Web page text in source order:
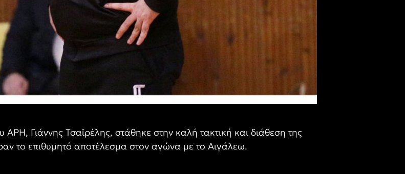
Γιάννης Τσαϊρέλης, στάθηκε στην καλή τακτική και διάθεση της
το επιθυμητό αποτέλεσμα στον αγώνα με το Αιγάλεω.